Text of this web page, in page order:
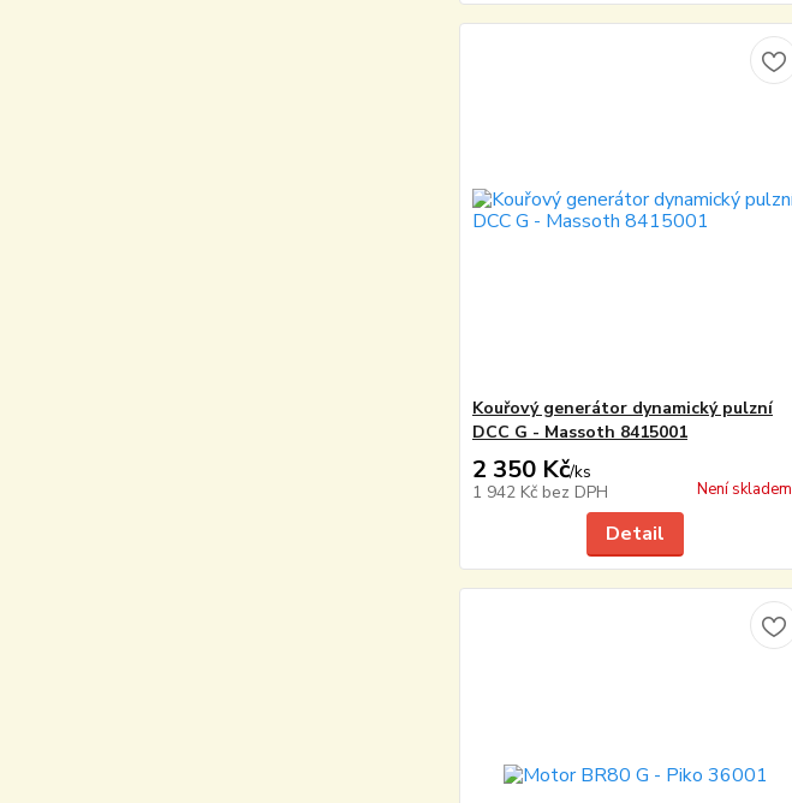
Kouřový generátor dynamický pulzní
DCC G - Massoth 8415001
2 350 Kč/ks
1 942 Kč bez DPH Není skladem
Detail